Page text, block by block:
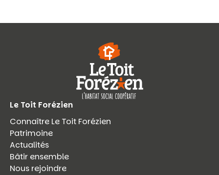
Le Toit Forézien
Connaître Le Toit Forézien
Patrimoine
Actualités
Bâtir ensemble
Nous rejoindre